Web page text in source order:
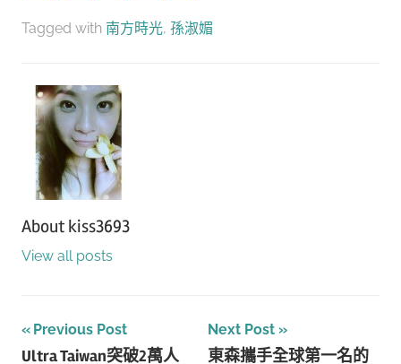
Tagged with 南方時光, 孫淑媚
About kiss3693
View all posts
文Previous Post
Ultra Taiwan突破2萬人
Next Post
東森攜手全球第一名的